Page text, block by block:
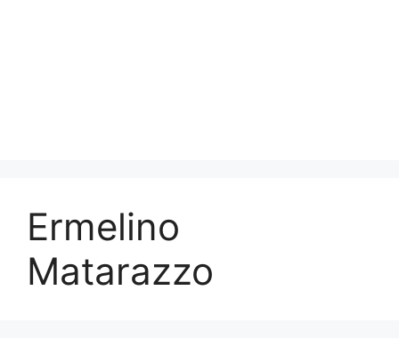
Ermelino
Matarazzo